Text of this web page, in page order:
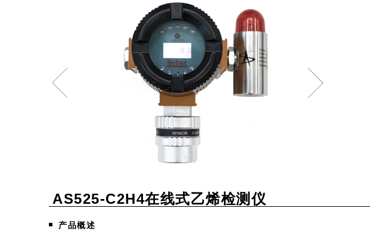
AS525-C2H4在线式乙烯检测仪
产品概述